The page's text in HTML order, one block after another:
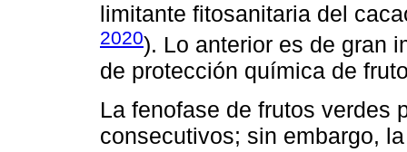
limitante fitosanitaria del
2020). Lo anterior es de gran
de protección química de
La fenofase de frutos verdes
consecutivos; sin embargo,